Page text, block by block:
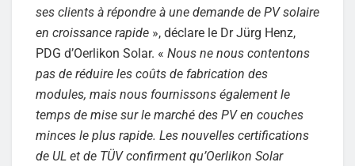
ses clients à répondre à une demande de PV solaire
en croissance rapide », déclare le Dr Jürg Henz,
PDG d’Oerlikon Solar. « Nous ne nous contentons
pas de réduire les coûts de fabrication des
modules, mais nous fournissons également le
temps de mise sur le marché des PV en couches
minces le plus rapide. Les nouvelles certifications
de UL et de TÜV confirment qu’Oerlikon Solar